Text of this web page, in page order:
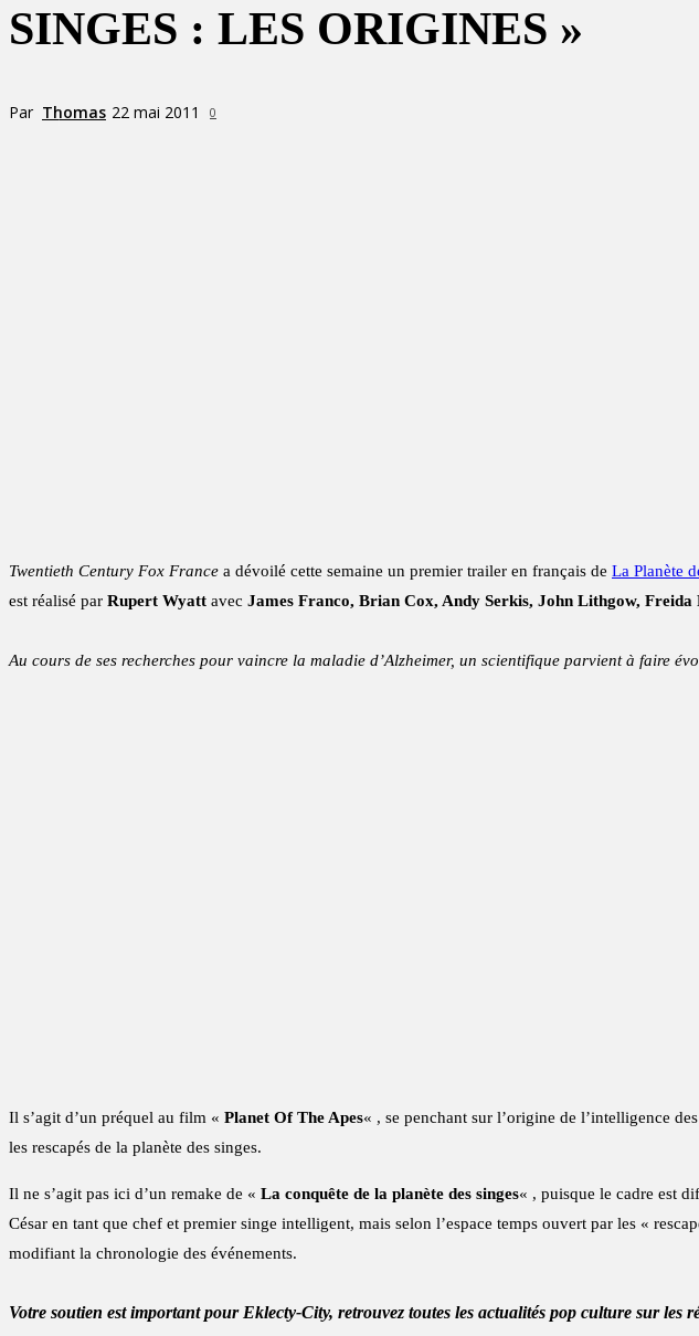
SINGES : LES ORIGINES »
Par Thomas 22 mai 2011 0
Twentieth Century Fox France a dévoilé cette semaine un premier trailer en français de La Planète
est réalisé par Rupert Wyatt avec James Franco, Brian Cox, Andy Serkis, John Lithgow, Freida
Au cours de ses recherches pour vaincre la maladie d’Alzheimer, un scientifique parvient à faire
Il s’agit d’un préquel au film « Planet Of The Apes« , se penchant sur l’origine de l’intelligence
les rescapés de la planète des singes.
Il ne s’agit pas ici d’un remake de « La conquête de la planète des singes« , puisque le cadre est
César en tant que chef et premier singe intelligent, mais selon l’espace temps ouvert par les «
modifiant la chronologie des événements.
Votre soutien est important pour Eklecty-City, retrouvez toutes les actualités pop culture sur les